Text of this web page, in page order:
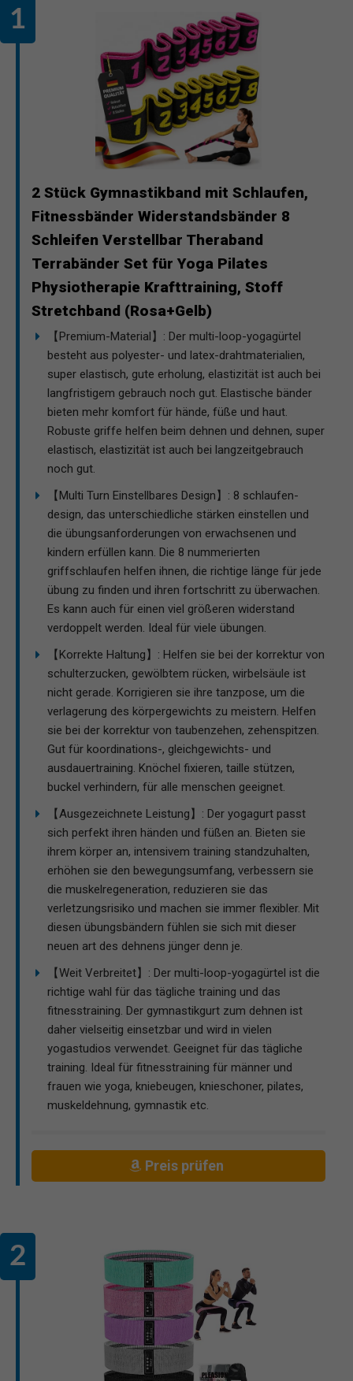
2 Stück Gymnastikband mit Schlaufen,
Fitnessbänder Widerstandsbänder 8
Schleifen Verstellbar Theraband
Terrabänder Set für Yoga Pilates
Physiotherapie Krafttraining, Stoff
Stretchband (Rosa+Gelb)
【Premium-Material】: Der multi-loop-yogagürtel
besteht aus polyester- und latex-drahtmaterialien,
super elastisch, gute erholung, elastizität ist auch bei
langfristigem gebrauch noch gut. Elastische bänder
bieten mehr komfort für hände, füße und haut.
Robuste griffe helfen beim dehnen und dehnen, super
elastisch, elastizität ist auch bei langzeitgebrauch
noch gut.
【Multi Turn Einstellbares Design】: 8 schlaufen-
design, das unterschiedliche stärken einstellen und
die übungsanforderungen von erwachsenen und
kindern erfüllen kann. Die 8 nummerierten
griffschlaufen helfen ihnen, die richtige länge für jede
übung zu finden und ihren fortschritt zu überwachen.
Es kann auch für einen viel größeren widerstand
verdoppelt werden. Ideal für viele übungen.
【Korrekte Haltung】: Helfen sie bei der korrektur von
schulterzucken, gewölbtem rücken, wirbelsäule ist
nicht gerade. Korrigieren sie ihre tanzpose, um die
verlagerung des körpergewichts zu meistern. Helfen
sie bei der korrektur von taubenzehen, zehenspitzen.
Gut für koordinations-, gleichgewichts- und
ausdauertraining. Knöchel fixieren, taille stützen,
buckel verhindern, für alle menschen geeignet.
【Ausgezeichnete Leistung】: Der yogagurt passt
sich perfekt ihren händen und füßen an. Bieten sie
ihrem körper an, intensivem training standzuhalten,
erhöhen sie den bewegungsumfang, verbessern sie
die muskelregeneration, reduzieren sie das
verletzungsrisiko und machen sie immer flexibler. Mit
diesen übungsbändern fühlen sie sich mit dieser
neuen art des dehnens jünger denn je.
【Weit Verbreitet】: Der multi-loop-yogagürtel ist die
richtige wahl für das tägliche training und das
fitnesstraining. Der gymnastikgurt zum dehnen ist
daher vielseitig einsetzbar und wird in vielen
yogastudios verwendet. Geeignet für das tägliche
training. Ideal für fitnesstraining für männer und
frauen wie yoga, kniebeugen, knieschoner, pilates,
muskeldehnung, gymnastik etc.
Preis prüfen